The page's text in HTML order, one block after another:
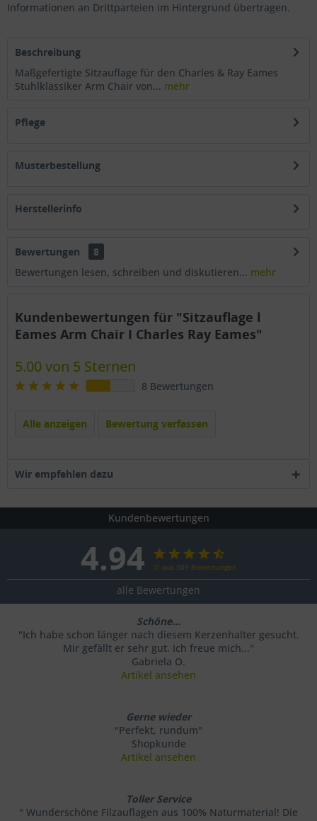
Informationen an Drittparteien im Hintergrund übertragen.
Beschreibung
Maßgefertigte Sitzauflage für den Charles & Ray Eames
Stuhlklassiker Arm Chair von... mehr
Pflege
Musterbestellung
Herstellerinfo
Bewertungen
8
Bewertungen lesen, schreiben und diskutieren... mehr
Kundenbewertungen für "Sitzauflage l
Eames Arm Chair I Charles Ray Eames"
5.00 von 5 Sternen
8 Bewertungen
Alle anzeigen Bewertung verfassen
Wir empfehlen dazu
Kundenbewertungen
4.94 ∅ aus 509 Bewertungen
alle Bewertungen
Schöne...
"Ich habe schon länger nach diesem Kerzenhalter gesucht.
Mir gefällt er sehr gut. Ich freue mich..."
Gabriela O.
Artikel ansehen
Gerne wieder
"Perfekt, rundum"
Shopkunde
Artikel ansehen
Toller Service
" Wunderschöne Filzauflagen aus 100% Naturmaterial! Die